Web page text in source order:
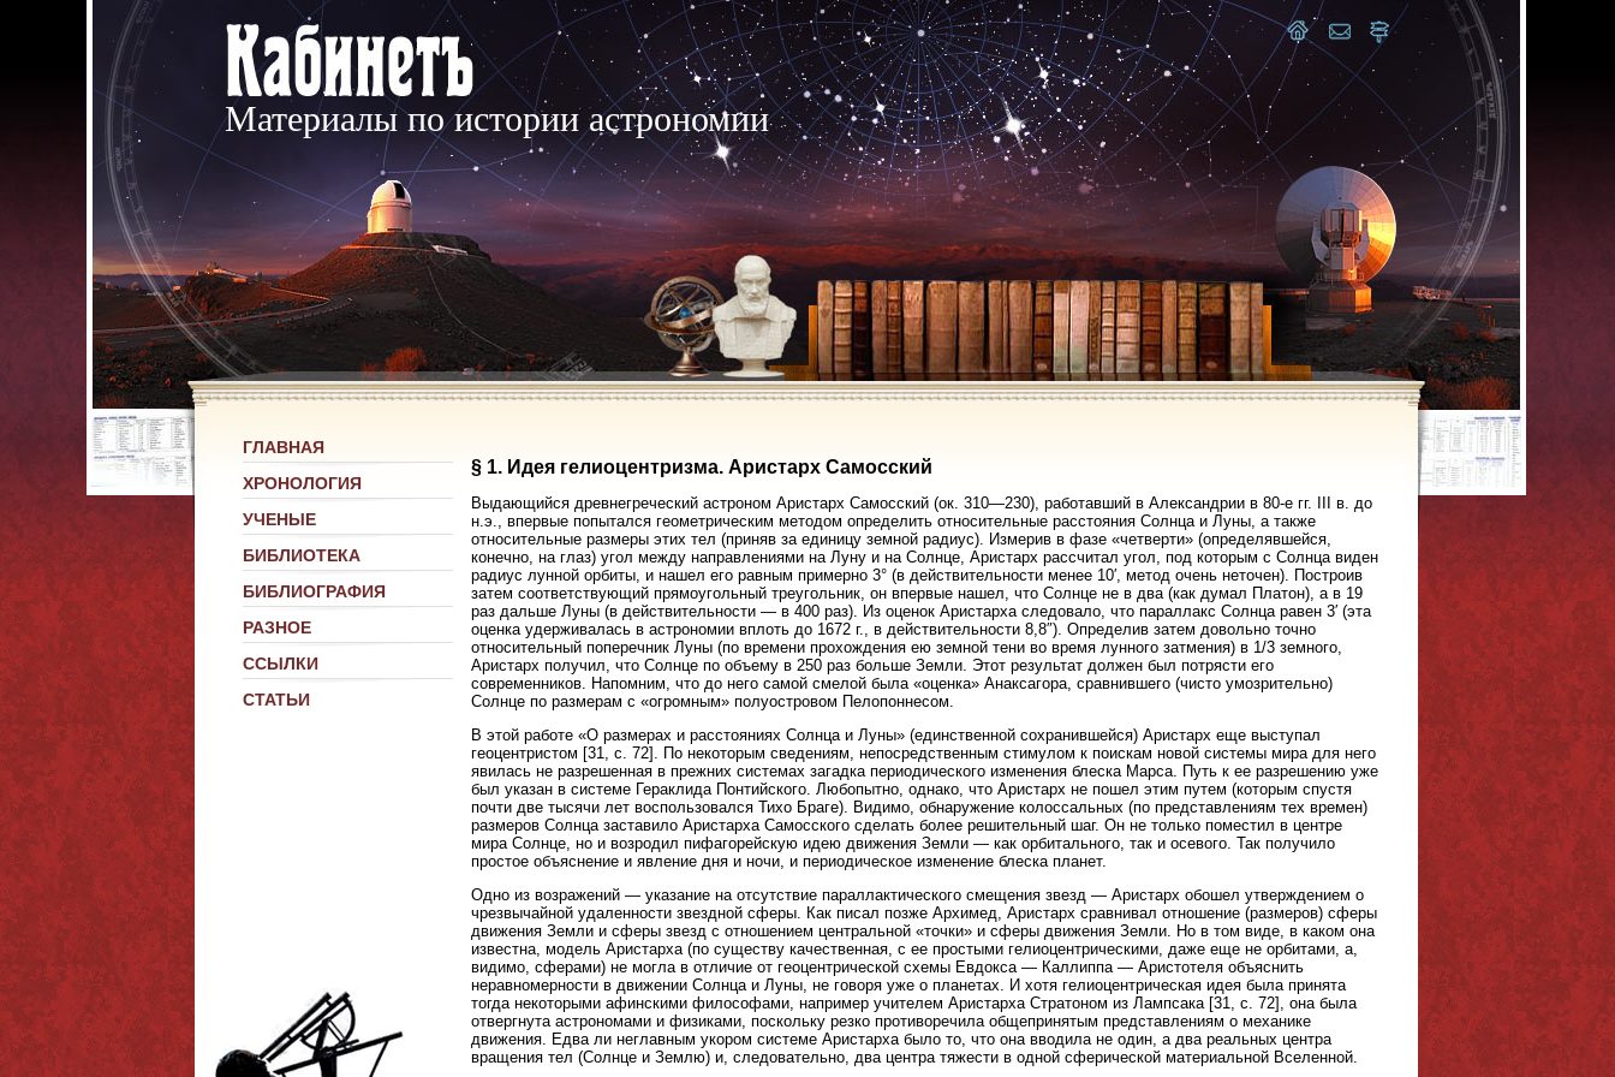
Материалы по истории астрономии
ГЛАВНАЯ
ХРОНОЛОГИЯ
УЧЕНЫЕ
БИБЛИОТЕКА
БИБЛИОГРАФИЯ
РАЗНОЕ
ССЫЛКИ
СТАТЬИ
§ 1. Идея гелиоцентризма. Аристарх Самосский
Выдающийся древнегреческий астроном Аристарх Самосский (ок. 310—230), работавший в Александрии в 80-е гг. III в. до
н.э., впервые попытался геометрическим методом определить относительные расстояния Солнца и Луны, а также
относительные размеры этих тел (приняв за единицу земной радиус). Измерив в фазе «четверти» (определявшейся,
конечно, на глаз) угол между направлениями на Луну и на Солнце, Аристарх рассчитал угол, под которым с Солнца виден
радиус лунной орбиты, и нашел его равным примерно 3° (в действительности менее 10′, метод очень неточен). Построив
затем соответствующий прямоугольный треугольник, он впервые нашел, что Солнце не в два (как думал Платон), а в 19
раз дальше Луны (в действительности — в 400 раз). Из оценок Аристарха следовало, что параллакс Солнца равен 3′ (эта
оценка удерживалась в астрономии вплоть до 1672 г., в действительности 8,8″). Определив затем довольно точно
относительный поперечник Луны (по времени прохождения ею земной тени во время лунного затмения) в 1/3 земного,
Аристарх получил, что Солнце по объему в 250 раз больше Земли. Этот результат должен был потрясти его
современников. Напомним, что до него самой смелой была «оценка» Анаксагора, сравнившего (чисто умозрительно)
Солнце по размерам с «огромным» полуостровом Пелопоннесом.
В этой работе «О размерах и расстояниях Солнца и Луны» (единственной сохранившейся) Аристарх еще выступал
геоцентристом [31, с. 72]. По некоторым сведениям, непосредственным стимулом к поискам новой системы мира для него
явилась не разрешенная в прежних системах загадка периодического изменения блеска Марса. Путь к ее разрешению уже
был указан в системе Гераклида Понтийского. Любопытно, однако, что Аристарх не пошел этим путем (которым спустя
почти две тысячи лет воспользовался Тихо Браге). Видимо, обнаружение колоссальных (по представлениям тех времен)
размеров Солнца заставило Аристарха Самосского сделать более решительный шаг. Он не только поместил в центре
мира Солнце, но и возродил пифагорейскую идею движения Земли — как орбитального, так и осевого. Так получило
простое объяснение и явление дня и ночи, и периодическое изменение блеска планет.
Одно из возражений — указание на отсутствие параллактического смещения звезд — Аристарх обошел утверждением о
чрезвычайной удаленности звездной сферы. Как писал позже Архимед, Аристарх сравнивал отношение (размеров) сферы
движения Земли и сферы звезд с отношением центральной «точки» и сферы движения Земли. Но в том виде, в каком она
известна, модель Аристарха (по существу качественная, с ее простыми гелиоцентрическими, даже еще не орбитами, а,
видимо, сферами) не могла в отличие от геоцентрической схемы Евдокса — Каллиппа — Аристотеля объяснить
неравномерности в движении Солнца и Луны, не говоря уже о планетах. И хотя гелиоцентрическая идея была принята
тогда некоторыми афинскими философами, например учителем Аристарха Стратоном из Лампсака [31, с. 72], она была
отвергнута астрономами и физиками, поскольку резко противоречила общепринятым представлениям о механике
движения. Едва ли неглавным укором системе Аристарха было то, что она вводила не один, а два реальных центра
вращения тел (Солнце и Землю) и, следовательно, два центра тяжести в одной сферической материальной Вселенной.